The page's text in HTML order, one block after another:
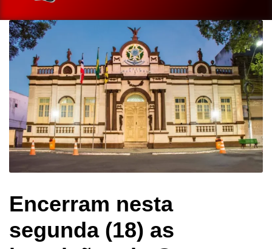
Encerram nesta
segunda (18) as